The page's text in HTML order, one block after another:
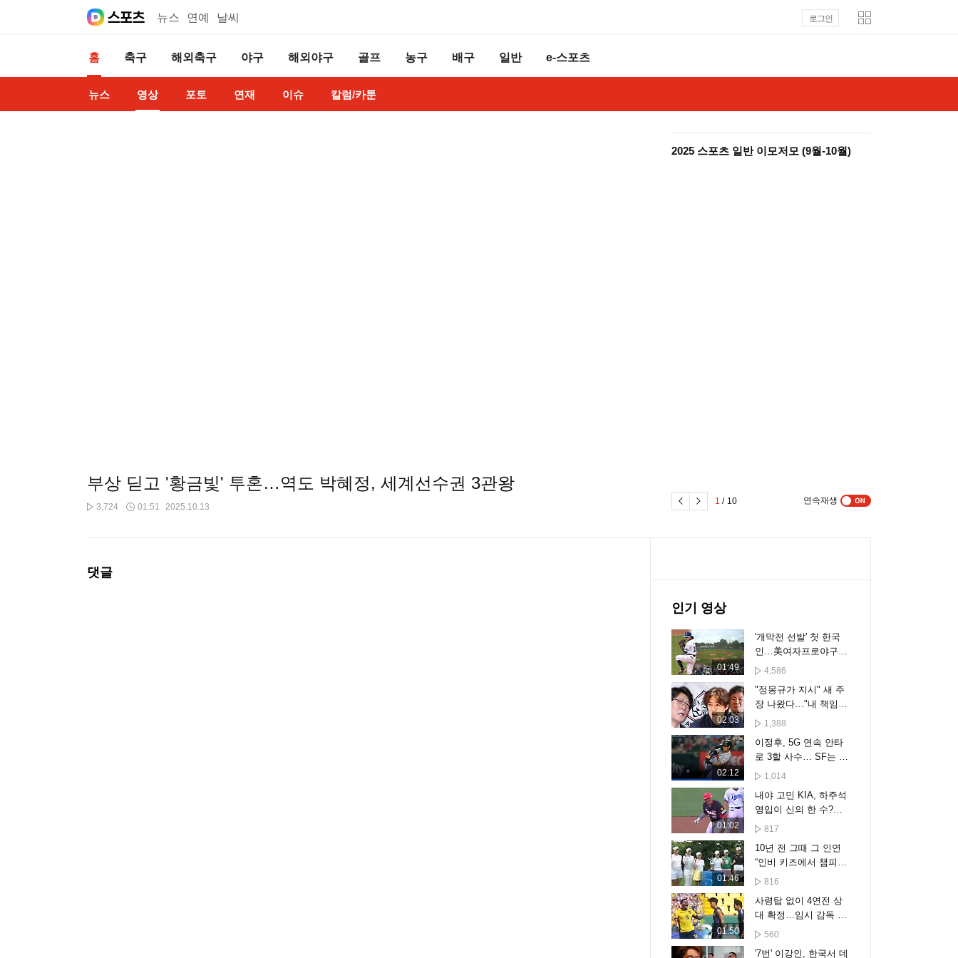
뉴스 연예 날씨 로그인
홈 축구 해외축구 야구 해외야구 골프 농구 배구 일반 e-스포츠
뉴스 영상 포토 연재 이슈 칼럼/카툰
2025 스포츠 일반 이모저모 (9월-10월)
1 / 10 연속재생
부상 딛고 '황금빛' 투혼…역도 박혜정, 세계선수권 3관왕
3,724 01:51 2025.10.13
댓글
인기 영상
01:49
'개막전 선발' 첫 한국
인…美여자프로야구
역사 쓴 김라경
4,586
02:03
"정몽규가 지시" 새 주
장 나왔다…"내 책임
아니야" 결국
1,388
02:12
이정후, 5G 연속 안타
로 3할 사수… SF는 텍
사스에 무득점 완패 [스
1,014
01:02
내야 고민 KIA, 하주석
영입이 신의 한 수?…
박찬호 떠난 유격수 자
817
01:46
10년 전 그때 그 인연
“인비 키즈에서 챔피언
으로”
816
01:50
사령탑 없이 4연전 상
대 확정…임시 감독 시
험대
560
'7번' 이강인, 한국서 데